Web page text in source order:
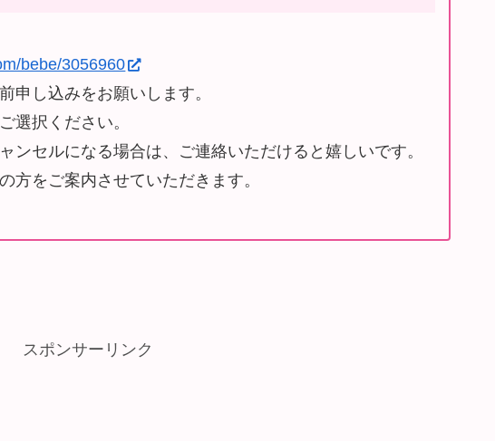
bebe/3056960
申し込みをお願いします。
選択ください。
ンセルになる場合は、ご連絡いただけると嬉しいです。
方をご案内させていただきます。
スポンサーリンク